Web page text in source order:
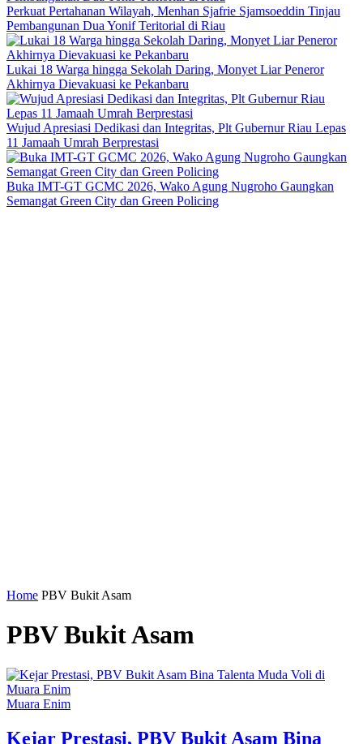
Perkuat Pertahanan Wilayah, Menhan Sjafrie Sjamsoeddin Tinjau
Pembangunan Dua Yonif Teritorial di Riau
Lukai 18 Warga hingga Sekolah Daring, Monyet Liar Peneror
Akhirnya Dievakuasi ke Pekanbaru
Wujud Apresiasi Dedikasi dan Integritas, Plt Gubernur Riau Lepas
11 Jamaah Umrah Berprestasi
Buka IMT-GT GCMC 2026, Wako Agung Nugroho Gaungkan
Semangat Green City dan Green Policing
Home PBV Bukit Asam
PBV Bukit Asam
Muara Enim
Kejar Prestasi, PBV Bukit Asam Bina